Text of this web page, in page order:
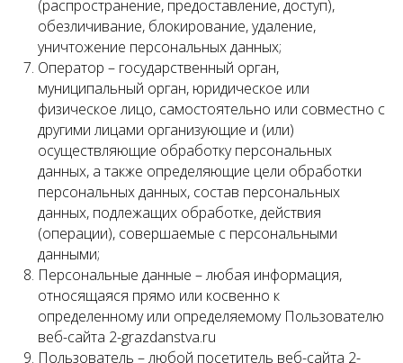
(распространение, предоставление, доступ),
обезличивание, блокирование, удаление,
уничтожение персональных данных;
Оператор – государственный орган,
муниципальный орган, юридическое или
физическое лицо, самостоятельно или совместно с
другими лицами организующие и (или)
осуществляющие обработку персональных
данных, а также определяющие цели обработки
персональных данных, состав персональных
данных, подлежащих обработке, действия
(операции), совершаемые с персональными
данными;
Персональные данные – любая информация,
относящаяся прямо или косвенно к
определенному или определяемому Пользователю
веб-сайта 2-grazdanstva.ru
Пользователь – любой посетитель веб-сайта 2-